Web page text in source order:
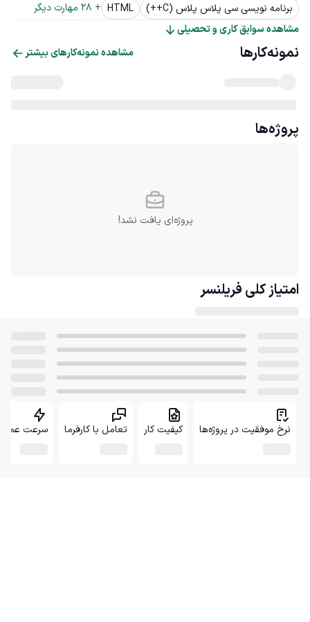
برنامه نویسی سی پلاس پلاس (C++)
HTML
+
28 مهارت دیگر
مشاهده سوابق کاری و تحصیلی
نمونه‌کارها مشاهده نمونه‌کارهای بیشتر
پروژه‌ها
پروژه‌ای یافت نشد!
امتیاز کلی فریلنسر
نرخ موفقیت در پروژه‌ها کیفیت کار تعامل با کارفرما سرعت عمل